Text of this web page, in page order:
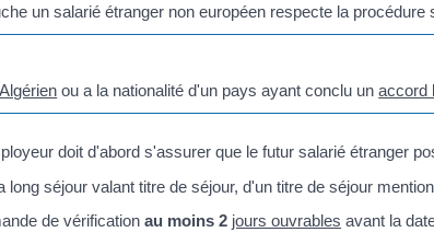
un salarié étranger non européen respecte la procédure
Algérien ou a la nationalité d'un pays ayant conclu unaccord
doit d'abord s'assurer que le futur salarié étranger
long séjour valant titre de séjour, d'un titre de séjour
de vérification au moins 2 jours ouvrables avant la